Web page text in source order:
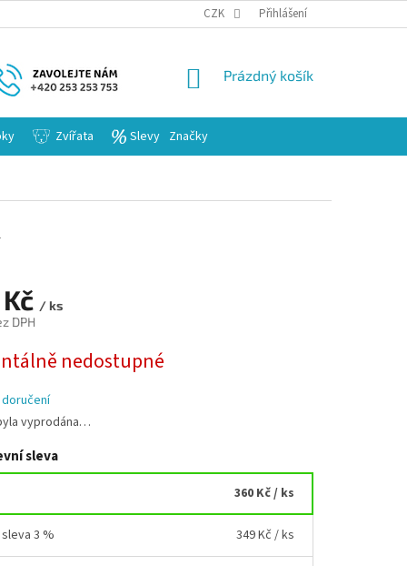
CZK Přihlášení
NÁKUPNÍ
Prázdný košík
Zvířata Slevy Značky
/ ks
DPH
nedostupné
vyprodána…
sleva
360 Kč/ ks
3 % 349 Kč / ks